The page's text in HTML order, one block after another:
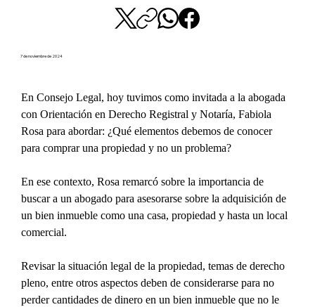
7 de noviembre de 2024
En Consejo Legal, hoy tuvimos como invitada a la abogada
con Orientación en Derecho Registral y Notaría, Fabiola
Rosa para abordar: ¿Qué elementos debemos de conocer
para comprar una propiedad y no un problema?
En ese contexto, Rosa remarcó sobre la importancia de
buscar a un abogado para asesorarse sobre la adquisición de
un bien inmueble como una casa, propiedad y hasta un local
comercial.
Revisar la situación legal de la propiedad, temas de derecho
pleno, entre otros aspectos deben de considerarse para no
perder cantidades de dinero en un bien inmueble que no le